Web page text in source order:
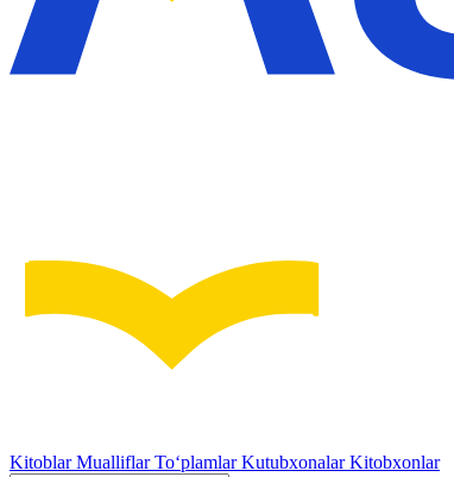
KitoblarMualliflarTo‘plamlarKutubxonalarKitobxonlar